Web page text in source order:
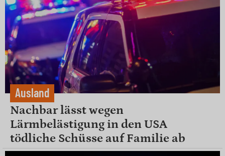
Ausland
Nachbar lässt wegen
Lärmbelästigung in den USA
tödliche Schüsse auf Familie ab